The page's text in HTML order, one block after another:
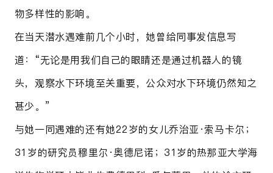
物多样性的影响。
在当天潜水遇难前几个小时，她曾给同事发信息写
道：“无论是用我们自己的眼睛还是通过机器人的镜
头，观察水下环境至关重要，公众对水下环境仍然知之
甚少。”
与她一同遇难的还有她22岁的女儿乔治亚·索马卡尔；
31岁的研究员穆里尔·奥德尼诺；31岁的热那亚大学海